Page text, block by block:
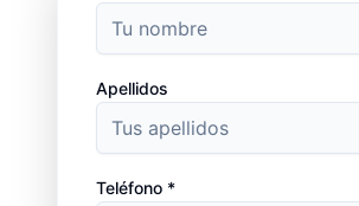
Apellidos
Teléfono *